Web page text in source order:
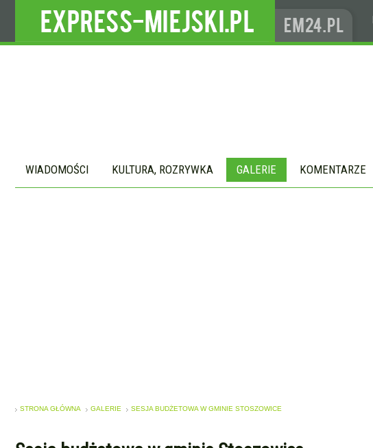
WIADOMOŚCI KULTURA, ROZRYWKA GALERIE KOMENTARZE
STRONA GŁÓWNA GALERIE SESJA BUDŻETOWA W GMINIE STOSZOWICE